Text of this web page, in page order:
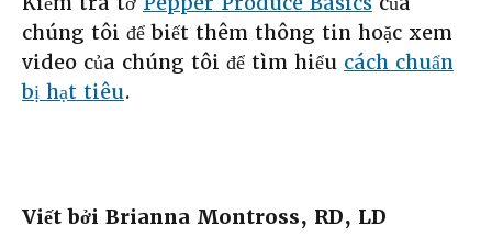
chúng tôi để biết thêm thông tin hoặc xem
video của chúng tôi để tìm hiểu cách chuẩn
bị hạt tiêu.
Viết bởi Brianna Montross, RD, LD